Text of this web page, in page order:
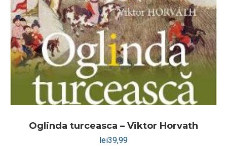
Oglinda turceasca – Viktor Horvath
lei39,99